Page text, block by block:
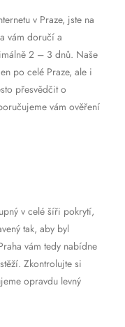
v Praze, jste na
vám doručí a
2 – 3 dnů. Naše
po celé Praze, ale i
přesvědčit o
vám ověření
v celé šíři pokrytí,
tak, aby byl
vám tedy nabídne
Zkontrolujte si
opravdu levný